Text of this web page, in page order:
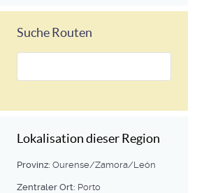
Suche Routen
Lokalisation dieser Region
Provinz: Ourense/Zamora/León
Zentraler Ort: Porto